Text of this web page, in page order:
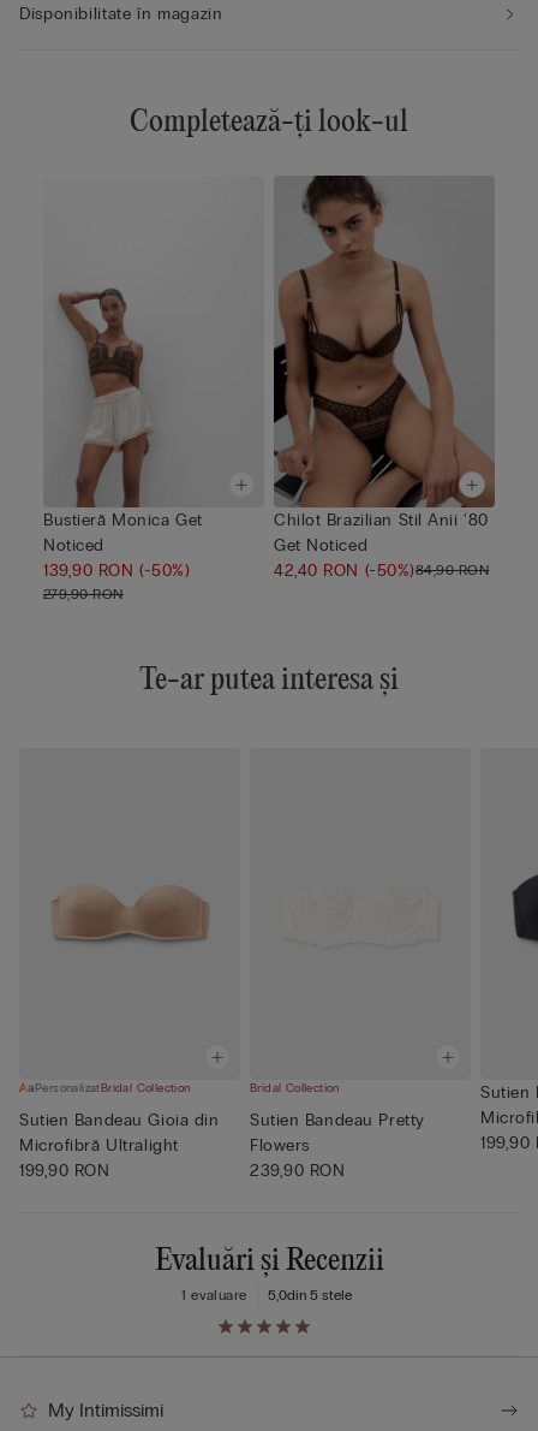
Disponibilitate în magazin
Completează-ți look-ul
Bustieră Monica Get
Noticed
139,90 RON(-50%)
279,90 RON
Chilot Brazilian Stil Anii '80
Get Noticed
42,40 RON (-50%)84,90 RON
Te-ar putea interesa și
PersonalizatBridal Collection
Sutien Bandeau Gioia din
Microfibră Ultralight
199,90 RON
Bridal Collection
Sutien Bandeau Pretty
Flowers
239,90 RON
Sutien
199,90
Evaluări și Recenzii
5,0din 5 stele
1 evaluare
My Intimissimi